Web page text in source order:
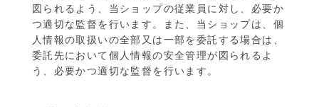
図られるよう、当ショップの従業員に対し、必要か
つ適切な監督を行います。また、当ショップは、個
人情報の取扱いの全部又は一部を委託する場合は、
委託先において個人情報の安全管理が図られるよ
う、必要かつ適切な監督を行います。